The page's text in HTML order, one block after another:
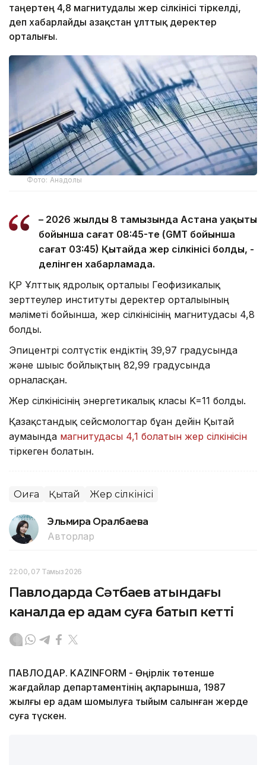
таңертең 4,8 магнитудалы жер сілкінісі тіркелді,
деп хабарлайды Қазақстан ұлттық деректер
орталығы.
Фото: Анадолы
– 2026 жылдың 8 тамызында Астана уақыты
бойынша сағат 08:45-те (GMT бойынша
сағат 03:45) Қытайда жер сілкінісі болды, -
делінген хабарламада.
ҚР Ұлттық ядролық орталығы Геофизикалық
зерттеулер институты деректер орталығының
мәліметі бойынша, жер сілкінісінің магнитудасы 4,8
болды.
Эпицентрі солтүстік ендіктің 39,97 градусында
және шығыс бойлықтың 82,99 градусында
орналасқан.
Жер сілкінісінің энергетикалық класы K=11 болды.
Қазақстандық сейсмологтар бұған дейін Қытай
аумағында магнитудасы 4,1 болатын жер сілкінісін
тіркеген болатын.
Оқиға Қытай Жер сілкінісі
Эльмира Оралбаева
Авторлар
22:00, 07 Тамыз 2026
Павлодарда Сәтбаев атындағы
каналда ер адам суға батып кетті
ПАВЛОДАР. KAZINFORM - Өңірлік төтенше
жағдайлар департаментінің ақпарынша, 1987
жылғы ер адам шомылуға тыйым салынған жерде
суға түскен.